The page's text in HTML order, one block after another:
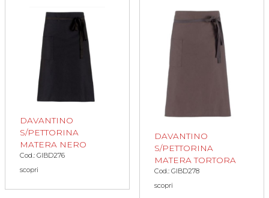
DAVANTINO
S/PETTORINA
MATERA NERO
Cod.: GIBD276
scopri
DAVANTINO
S/PETTORINA
MATERA TORTORA
Cod.: GIBD278
scopri